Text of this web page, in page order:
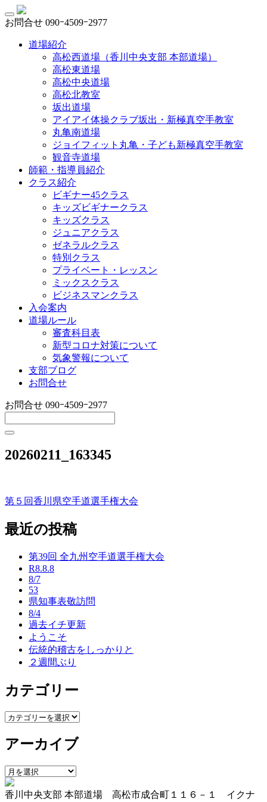
お問合せ 090ｰ4509ｰ2977
道場紹介
高松西道場（香川中央支部 本部道場）
高松東道場
高松中央道場
高松北教室
坂出道場
アイアイ体操クラブ坂出・新極真空手教室
丸亀南道場
ジョイフィット丸亀・子ども新極真空手教室
観音寺道場
師範・指導員紹介
クラス紹介
ビギナー45クラス
キッズビギナークラス
キッズクラス
ジュニアクラス
ゼネラルクラス
特別クラス
プライベート・レッスン
ミックスクラス
ビジネスマンクラス
入会案内
道場ルール
審査科目表
新型コロナ対策について
気象警報について
支部ブログ
お問合せ
お問合せ 090ｰ4509ｰ2977
20260211_163345
投
稿
第５回香川県空手道選手権大会
最近の投稿
第39回 全九州空手道選手権大会
R8.8.8
8/7
53
県知事表敬訪問
8/4
過去イチ更新
ようこそ
伝統的稽古をしっかりと
２週間ぶり
カテゴリー
カ
ゴ
ー
アーカイブ
ア
ー
カ
香川中央支部 本部道場 高松市成合町１１６－１ イクナ